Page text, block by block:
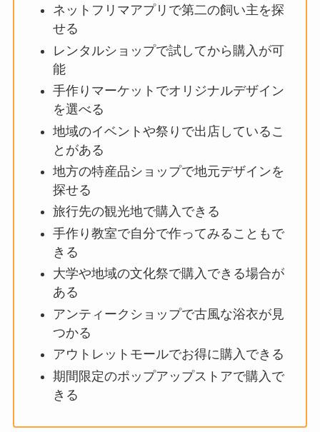
ネットフリマアプリで第二の飼い主を探
せる
レンタルショップで試してから購入が可
能
手作りマーケットでオリジナルデザイン
を選べる
地域のイベントや祭りで出店しているこ
とがある
地方の特産品ショップで地元デザインを
探せる
旅行先の観光地で購入できる
手作り教室で自分で作ってみることもで
きる
大学や地域の文化祭で購入できる場合が
ある
アンティークショップで古風な浴衣が見
つかる
アウトレットモールでお得に購入できる
期間限定のポップアップストアで購入で
きる